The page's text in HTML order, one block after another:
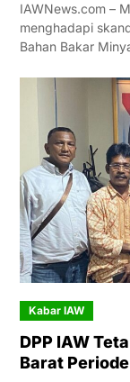
IAWNews.com –
menghadapi
Bahan Bakar
Kabar IAW
DPP IAW
Barat